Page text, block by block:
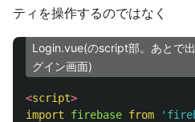
ティを操作するのではなく
Login.vue(のscript部。あとで
グイン画面)
<script>
import
firebase from '